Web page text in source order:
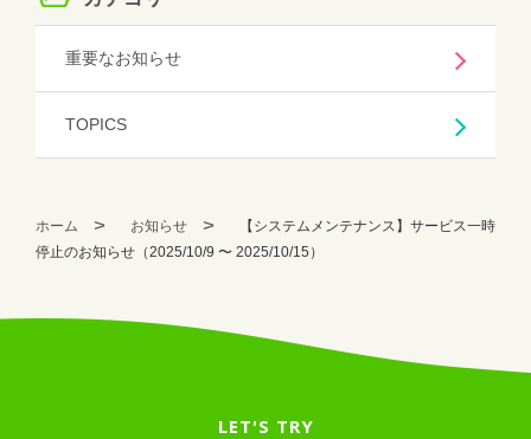
重要なお知らせ
TOPICS
ホーム お知らせ
【システムメンテナンス】サービス一時
停止のお知らせ（2025/10/9 〜 2025/10/15）
LET'S TRY